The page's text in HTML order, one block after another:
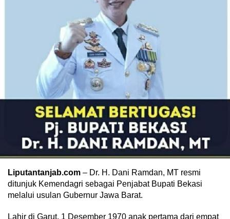
Liputantanjab.com – Dr. H. Dani Ramdan, MT resmi
ditunjuk Kemendagri sebagai Penjabat Bupati Bekasi
melalui usulan Gubernur Jawa Barat.
Lahir di Garut, 1 Desember 1970 anak pertama dari empat